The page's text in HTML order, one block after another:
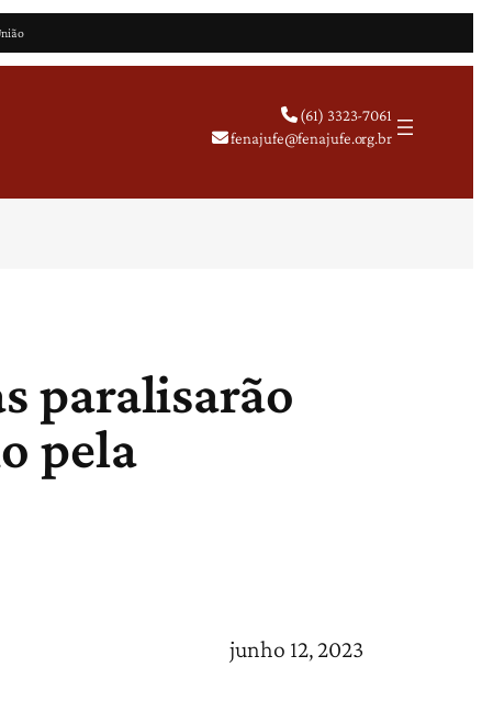
(61) 3323-7061
fenajufe@fenajufe.org.br
paralisarão
pela
junho 12, 2023